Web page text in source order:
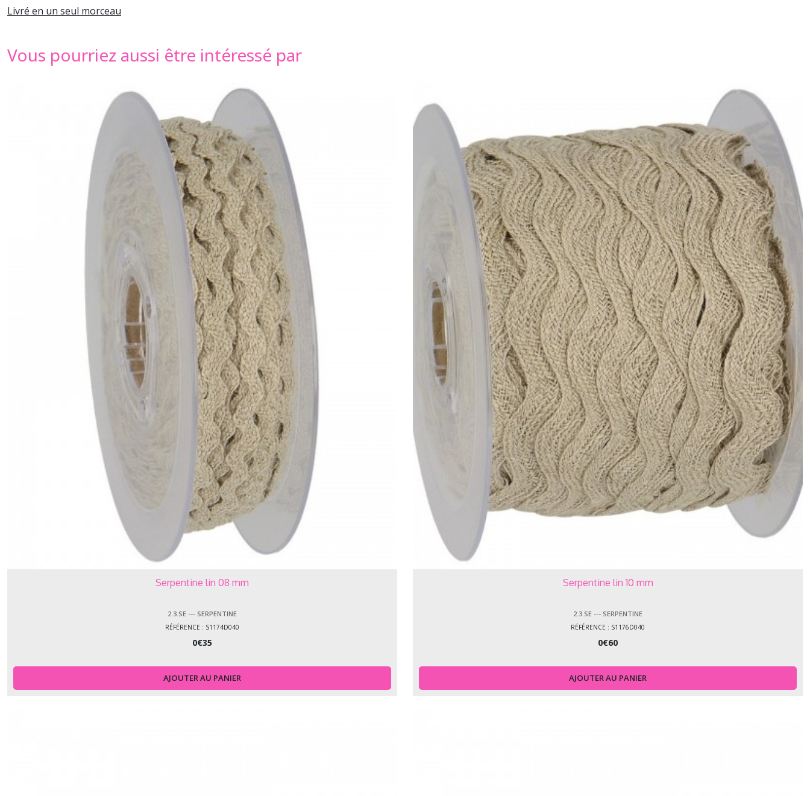
Livré en un seul morceau
Vous pourriez aussi être intéressé par
Serpentine lin 08 mm
2.3.SE --- SERPENTINE
RÉFÉRENCE : S1174D040
0€35
AJOUTER AU PANIER
Serpentine lin 10 mm
2.3.SE --- SERPENTINE
RÉFÉRENCE : S1176D040
0€60
AJOUTER AU PANIER